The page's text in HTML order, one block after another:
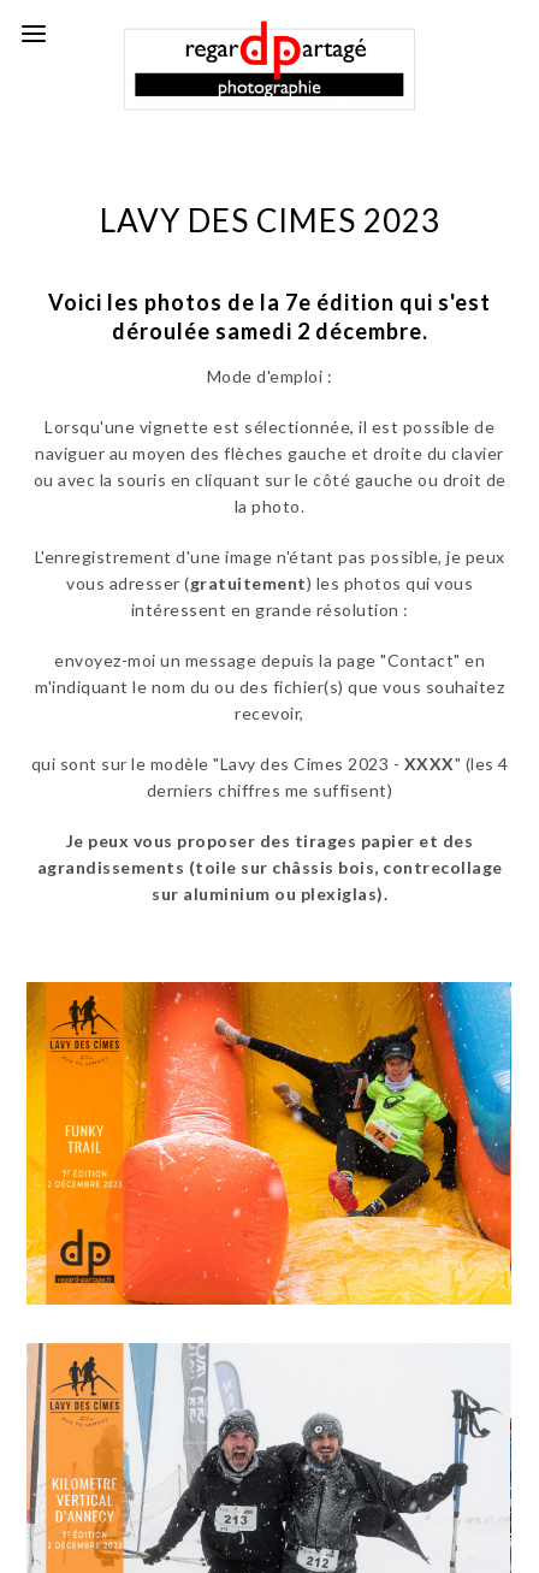
LAVY DES CIMES 2023
Voici les photos de la 7e édition qui s'est
déroulée samedi 2 décembre.
Mode d'emploi :
Lorsqu'une vignette est sélectionnée, il est possible de
naviguer au moyen des flèches gauche et droite du clavier
ou avec la souris en cliquant sur le côté gauche ou droit de
la photo.
L'enregistrement d'une image n'étant pas possible, je peux
vous adresser (gratuitement) les photos qui vous
intéressent en grande résolution :
envoyez-moi un message depuis la page "Contact" en
m'indiquant le nom du ou des fichier(s) que vous souhaitez
recevoir,
qui sont sur le modèle "Lavy des Cimes 2023 - XXXX" (les 4
derniers chiffres me suffisent)
Je peux vous proposer des tirages papier et des
agrandissements (toile sur châssis bois, contrecollage
sur aluminium ou plexiglas).